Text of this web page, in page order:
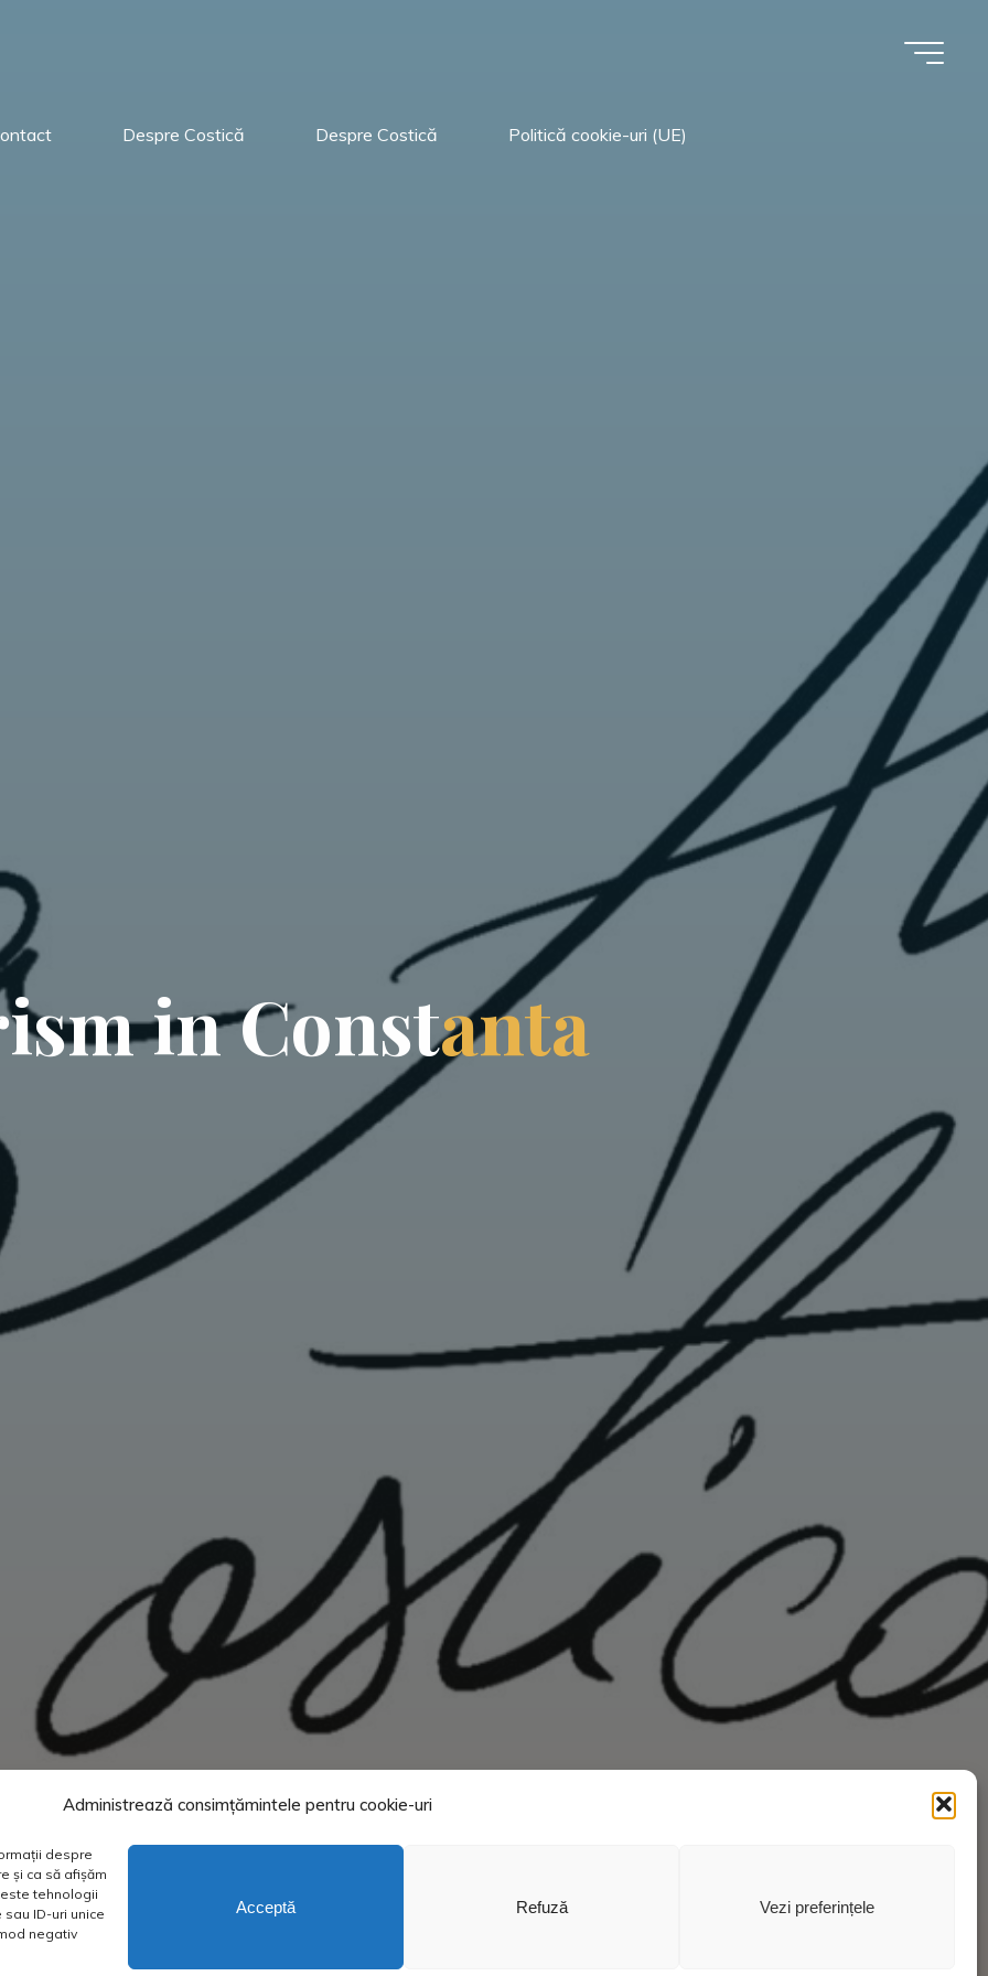
Administrează consimțămintele pentru cookie-uri
despre
și ca să afișăm
tehnologii
ID-uri unice
negativ
Acceptă Refuză Vezi preferințele
Despre Costică Despre Costică Politică cookie-uri (UE)
isminConstanta